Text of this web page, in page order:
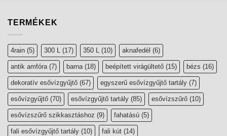
TERMÉKEK
4rain (5) 300 L (17) 350 L (10) aknafedél (6)
antik amfóra(7) barna(18) beépített virágültető (15) bézs (16)
dekoratív esővízgyűjtő (67) egyszerű esővízgyűjtő tartály (7)
esővízgyűjtő (70) esővízgyűjtő tartály (85) esővízszűrő (10)
esővízszűrő szikkasztáshoz (9) fahatású (5)
fali esővízgyűjtő tartály (10) fali kút (14)